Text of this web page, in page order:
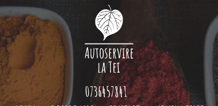
0736457841